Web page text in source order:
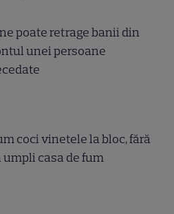
poate retrage banii din
unei persoane
coci vinetele la bloc, fără
umpli casa de fum